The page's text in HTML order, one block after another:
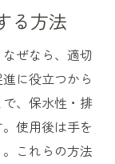
る方法
ぜなら、適切
に役立つから
、保水性・排
使用後は手を
これらの方法